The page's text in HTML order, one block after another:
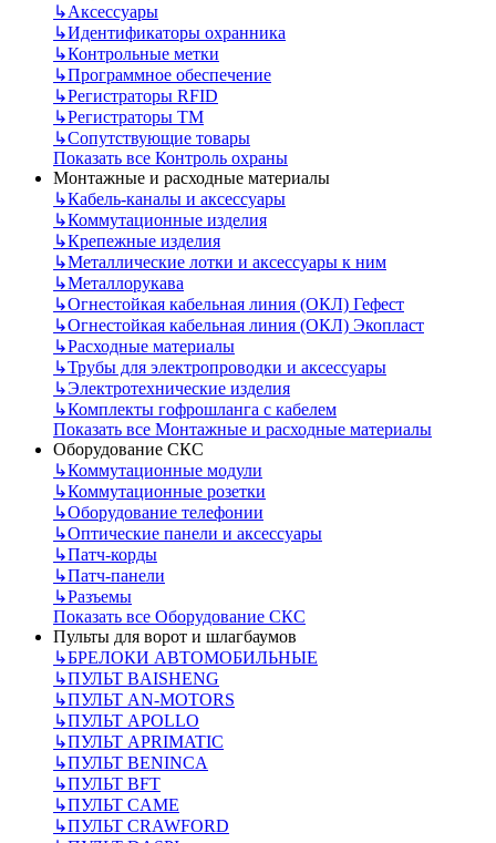
↳Аксессуары
↳Идентификаторы охранника
↳Контрольные метки
↳Программное обеспечение
↳Регистраторы RFID
↳Регистраторы ТМ
↳Сопутствующие товары
Показать все Контроль охраны
Монтажные и расходные материалы
↳Кабель-каналы и аксессуары
↳Коммутационные изделия
↳Крепежные изделия
↳Металлические лотки и аксессуары к ним
↳Металлорукава
↳Огнестойкая кабельная линия (ОКЛ) Гефест
↳Огнестойкая кабельная линия (ОКЛ) Экопласт
↳Расходные материалы
↳Трубы для электропроводки и аксессуары
↳Электротехнические изделия
↳Комплекты гофрошланга с кабелем
Показать все Монтажные и расходные материалы
Оборудование СКС
↳Коммутационные модули
↳Коммутационные розетки
↳Оборудование телефонии
↳Оптические панели и аксессуары
↳Патч-корды
↳Патч-панели
↳Разъемы
Показать все Оборудование СКС
Пульты для ворот и шлагбаумов
↳БРЕЛОКИ АВТОМОБИЛЬНЫЕ
↳ПУЛЬТ BAISHENG
↳ПУЛЬТ AN-MOTORS
↳ПУЛЬТ APOLLO
↳ПУЛЬТ APRIMATIC
↳ПУЛЬТ BENINCA
↳ПУЛЬТ BFT
↳ПУЛЬТ CAME
↳ПУЛЬТ CRAWFORD